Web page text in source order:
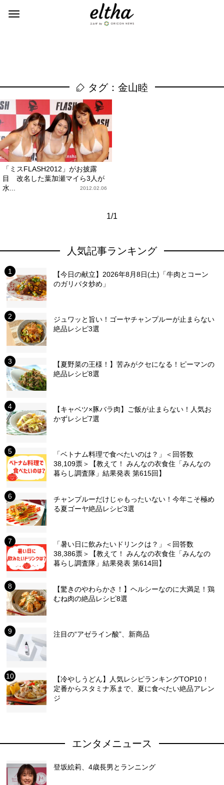
タグ：金山睦
「ミスFLASH2012」がお披露
目 改名した葉加瀬マイら3人が
水...
2012.02.06
1/1
人気記事ランキング
【今日の献立】2026年8月8日(土)「牛肉とコーン
のガリバタ炒め」
ジュワッと旨い！ゴーヤチャンプルーが止まらない
絶品レシピ3選
【夏野菜の王様！】苦みがクセになる！ピーマンの
絶品レシピ8選
【キャベツ×豚バラ肉】ご飯が止まらない！人気お
かずレシピ7選
「ベトナム料理で食べたいのは？」＜回答数
38,109票＞【教えて！ みんなの衣食住「みんなの
暮らし調査隊」結果発表 第615回】
チャンプルーだけじゃもったいない！今年こそ極め
る夏ゴーヤ絶品レシピ3選
「暑い日に飲みたいドリンクは？」＜回答数
38,386票＞【教えて！ みんなの衣食住「みんなの
暮らし調査隊」結果発表 第614回】
【驚きのやわらかさ！】ヘルシーなのに大満足！鶏
むね肉の絶品レシピ8選
注目の“アゼライン酸”、新商品
【冷やしうどん】人気レシピランキングTOP10！
定番からスタミナ系まで、夏に食べたい絶品アレン
ジ
エンタメニュース
登坂絵莉、4歳長男とランニング